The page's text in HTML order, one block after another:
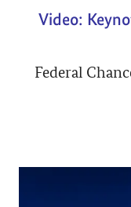
Video:
Federal